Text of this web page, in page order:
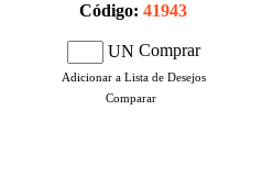
Código: 41943
UN Comprar
Adicionar a Lista de Desejos
Comparar